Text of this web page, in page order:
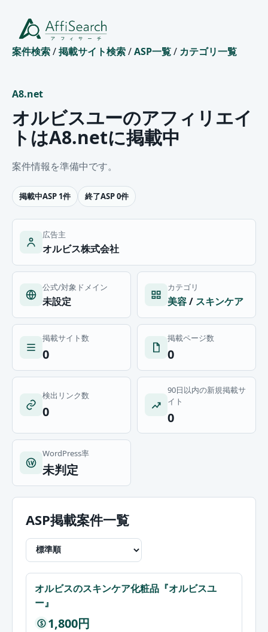
案件検索/掲載サイト検索/ASP一覧/ カテゴリ一覧
A8.net
オルビスユーのアフィリエイ
トはA8.netに掲載中
案件情報を準備中です。
掲載中ASP 1件 終了ASP 0件
広告主
オルビス株式会社
公式/対象ドメイン
未設定
カテゴリ
美容/ スキンケア
掲載サイト数
0
掲載ページ数
0
検出リンク数
0
90日以内の新規掲載サ
イト
0
WordPress率
未判定
ASP掲載案件一覧
オルビスのスキンケア化粧品『オルビスユ
ー』
$ 1,800円